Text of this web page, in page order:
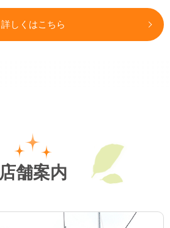
詳しくはこちら
店舗案内